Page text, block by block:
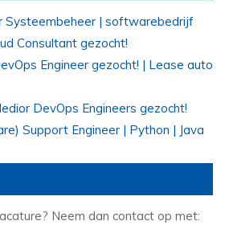
Systeembeheer | softwarebedrijf
Consultant gezocht!
Engineer gezocht! | Lease auto
DevOps Engineers gezocht!
Support Engineer | Python | Java
Neem dan contact op met: